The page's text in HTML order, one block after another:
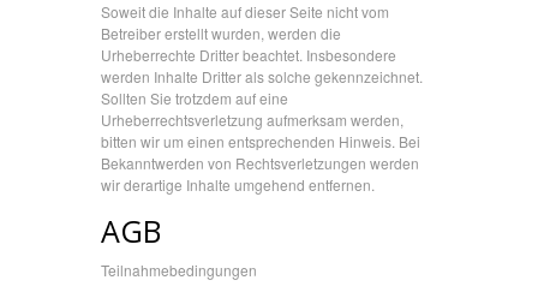
Soweit die Inhalte auf dieser Seite nicht vom
Betreiber erstellt wurden, werden die
Urheberrechte Dritter beachtet. Insbesondere
werden Inhalte Dritter als solche gekennzeichnet.
Sollten Sie trotzdem auf eine
Urheberrechtsverletzung aufmerksam werden,
bitten wir um einen entsprechenden Hinweis. Bei
Bekanntwerden von Rechtsverletzungen werden
wir derartige Inhalte umgehend entfernen.
AGB
Teilnahmebedingungen